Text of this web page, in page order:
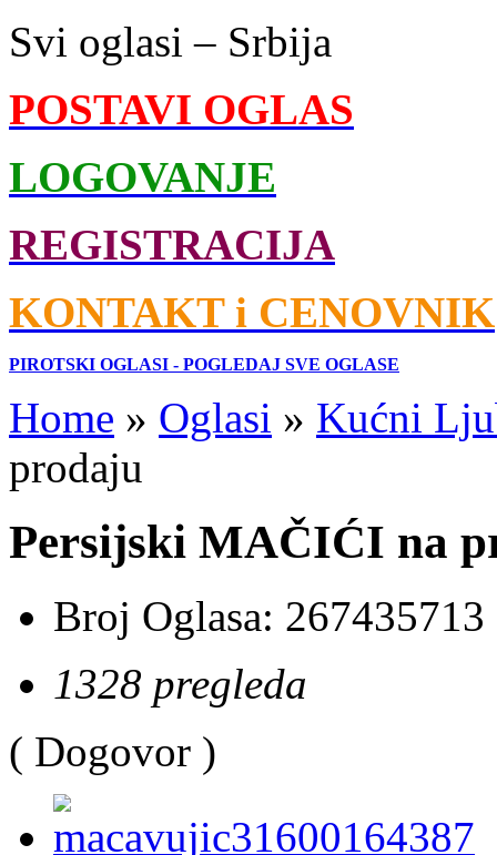
Svi oglasi – Srbija
POSTAVI OGLAS
LOGOVANJE
REGISTRACIJA
KONTAKT i CENOVNIK
PIROTSKI OGLASI - POGLEDAJ SVE OGLASE
Home » Oglasi » Kućni
prodaju
Persijski MAČIĆI na
Broj Oglasa: 267435713
1328 pregleda
( Dogovor )